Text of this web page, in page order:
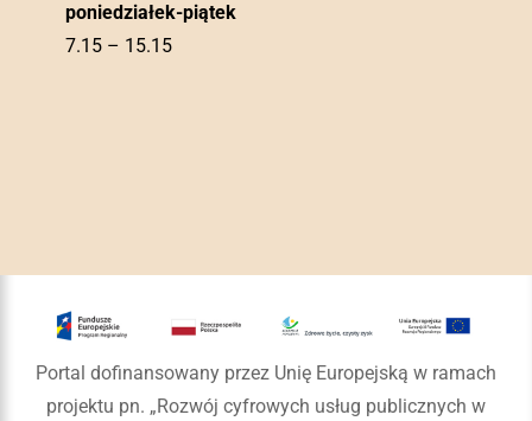
poniedziałek-piątek
7.15 – 15.15
Portal dofinansowany przez Unię Europejską w ramach
projektu pn. „Rozwój cyfrowych usług publicznych w